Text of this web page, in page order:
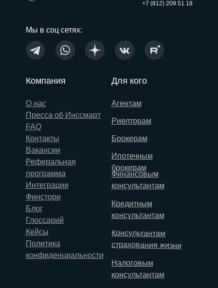
+7 (812) 209 51 18
Мы в соц сетях:
Для кого
Агентам
Риелторам
Брокерам
Ипотечным
брокерам
Кредитным
консультантам
Консультантам
страхования жизни
Налоговым
консультантам
Финансовым
консультантам
Компания
О нас
Пресса об Инссмарт
FAQ
Контакты
Вакансии
Реферальная
программа
Интеграции
Финстори
Блог
Глоссарий
Кейсы
Политика
конфиденциальности